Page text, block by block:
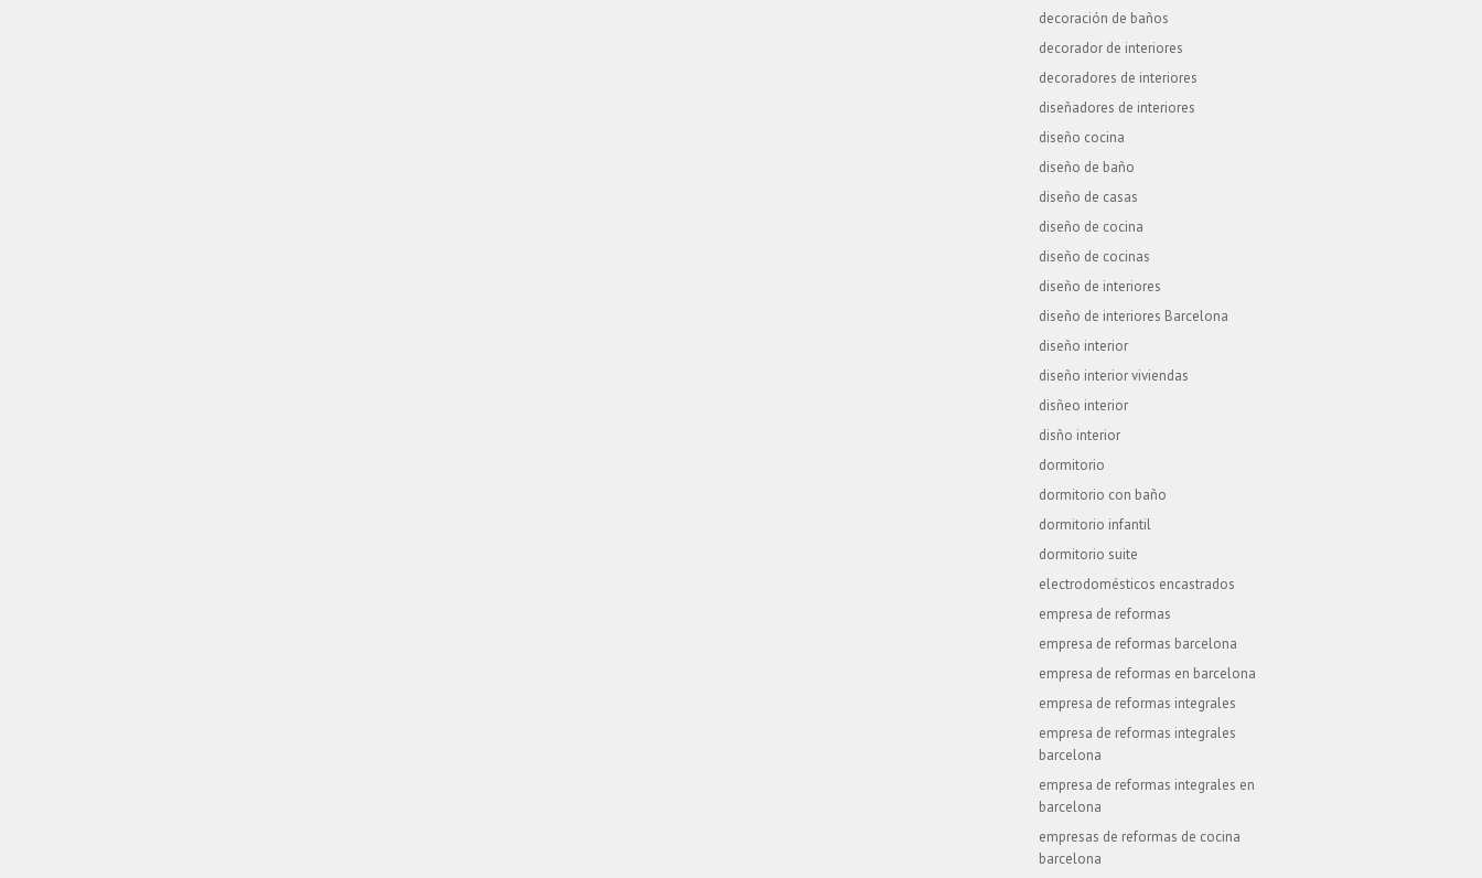
decoración de baños
decorador de interiores
decoradores de interiores
diseñadores de interiores
diseño cocina
diseño de baño
diseño de casas
diseño de cocina
diseño de cocinas
diseño de interiores
diseño de interiores Barcelona
diseño interior
diseño interior viviendas
disñeo interior
disño interior
dormitorio
dormitorio con baño
dormitorio infantil
dormitorio suite
electrodomésticos encastrados
empresa de reformas
empresa de reformas barcelona
empresa de reformas en barcelona
empresa de reformas integrales
empresa de reformas integrales
barcelona
empresa de reformas integrales en
barcelona
empresas de reformas de cocina
barcelona